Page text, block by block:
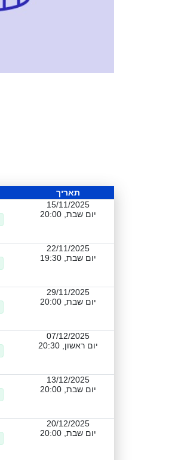
תאריך
15/11/2025
יום שבת, 20:00
22/11/2025
יום שבת, 19:30
29/11/2025
יום שבת, 20:00
07/12/2025
יום ראשון, 20:30
13/12/2025
יום שבת, 20:00
20/12/2025
יום שבת, 20:00